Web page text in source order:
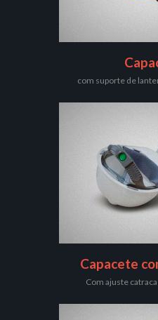
com suporte de
Capacete
Com ajuste